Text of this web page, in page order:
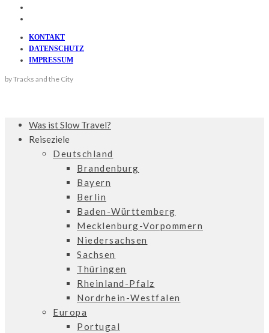
KONTAKT
DATENSCHUTZ
IMPRESSUM
by Tracks and the City
Was ist Slow Travel?
Reiseziele
Deutschland
Brandenburg
Bayern
Berlin
Baden-Württemberg
Mecklenburg-Vorpommern
Niedersachsen
Sachsen
Thüringen
Rheinland-Pfalz
Nordrhein-Westfalen
Europa
Portugal